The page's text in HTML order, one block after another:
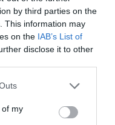
by third parties on the
This information may
on the IAB’s List of
disclose it to other
of my